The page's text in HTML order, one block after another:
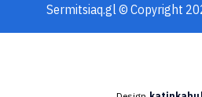
Sermitsiaq.gl © Copyright